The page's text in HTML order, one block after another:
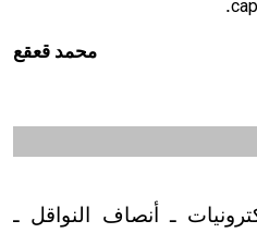
.
محمد قعقع
ـ أنصاف النواقل ـ